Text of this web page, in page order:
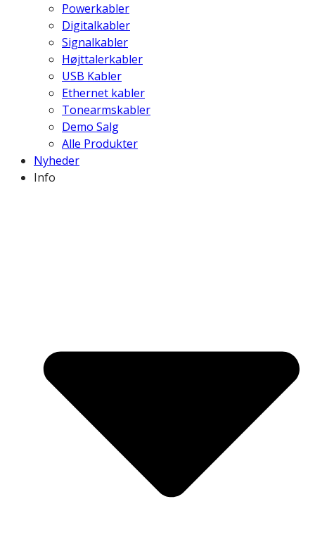
Powerkabler
Digitalkabler
Signalkabler
Højttalerkabler
USB Kabler
Ethernet kabler
Tonearmskabler
Demo Salg
Alle Produkter
Nyheder
Info